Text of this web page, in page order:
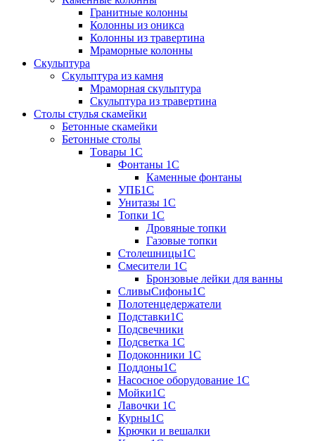
Гранитные колонны
Колонны из оникса
Колонны из травертина
Мраморные колонны
Скульптура
Скульптура из камня
Мраморная скульптура
Скульптура из травертина
Столы стулья скамейки
Бетонные скамейки
Бетонные столы
Tовары 1C
Фонтаны 1C
Каменные фонтаны
УПБ1С
Унитазы 1С
Топки 1С
Дровяные топки
Газовые топки
Столешницы1С
Смесители 1С
Бронзовые лейки для ванны
СливыСифоны1С
Полотенцедержатели
Подставки1С
Подсвечники
Подсветка 1С
Подоконники 1С
Поддоны1С
Насосное оборудование 1С
Мойки1С
Лавочки 1С
Курны1С
Крючки и вешалки